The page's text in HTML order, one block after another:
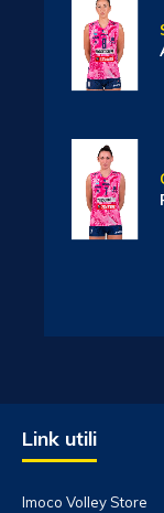
Link utili
Imoco Volley Store